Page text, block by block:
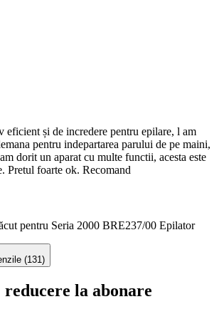
și de incredere pentru epilare, l am
pentru indepartarea parului de pe maini,
dorit un aparat cu multe functii, acesta este
Pretul foarte ok. Recomand
pentru Seria 2000 BRE237/00 Epilator
(131)
la abonare